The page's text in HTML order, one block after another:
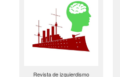
Revista de izquierdismo